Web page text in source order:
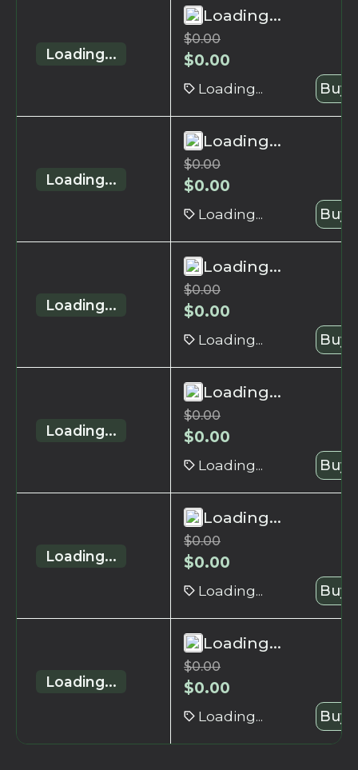
Loading...
Loading...
$0.00
$0.00
Loading... Buy
Loading...
Loading...
$0.00
$0.00
Loading... Buy
Loading...
Loading...
$0.00
$0.00
Loading... Buy
Loading...
Loading...
$0.00
$0.00
Loading... Buy
Loading...
Loading...
$0.00
$0.00
Loading... Buy
Loading...
Loading...
$0.00
$0.00
Loading... Buy